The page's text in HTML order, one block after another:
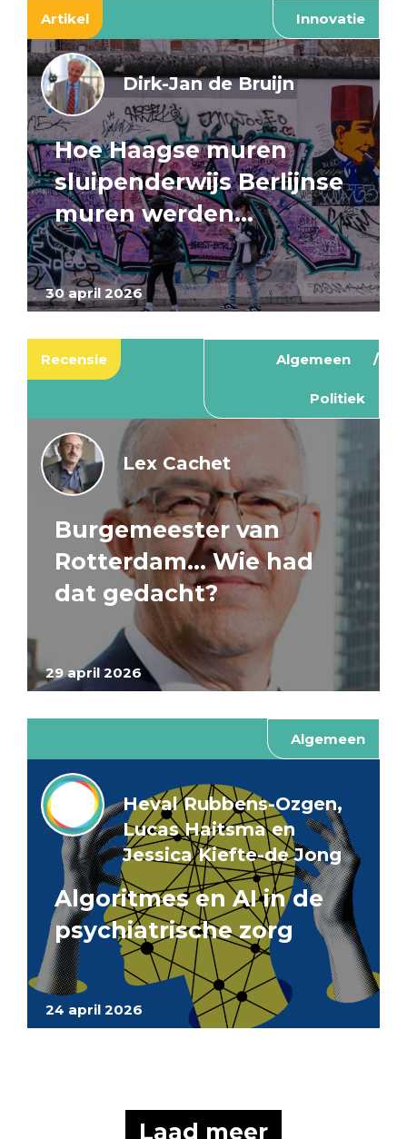
Artikel Innovatie
30 april 2026
Dirk-Jan de Bruijn
Hoe Haagse muren
sluipenderwijs Berlijnse
muren werden…
Recensie Algemeen
Politiek
29 april 2026
Lex Cachet
Burgemeester van
Rotterdam… Wie had
dat gedacht?
Algemeen
24 april 2026
Heval Rubbens-Ozgen,
Lucas Haitsma en
Jessica Kiefte-de Jong
Algoritmes en AI in de
psychiatrische zorg
Laad meer